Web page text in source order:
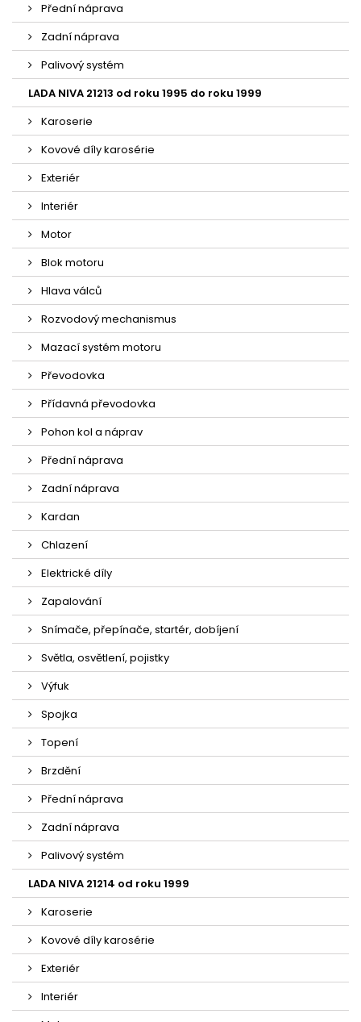
Přední náprava
Zadní náprava
Palivový systém
LADA NIVA 21213 od roku 1995 do roku 1999
Karoserie
Kovové díly karosérie
Exteriér
Interiér
Motor
Blok motoru
Hlava válců
Rozvodový mechanismus
Mazací systém motoru
Převodovka
Přídavná převodovka
Pohon kol a náprav
Přední náprava
Zadní náprava
Kardan
Chlazení
Elektrické díly
Zapalování
Snímače, přepínače, startér, dobíjení
Světla, osvětlení, pojistky
Výfuk
Spojka
Topení
Brzdění
Přední náprava
Zadní náprava
Palivový systém
LADA NIVA 21214 od roku 1999
Karoserie
Kovové díly karosérie
Exteriér
Interiér